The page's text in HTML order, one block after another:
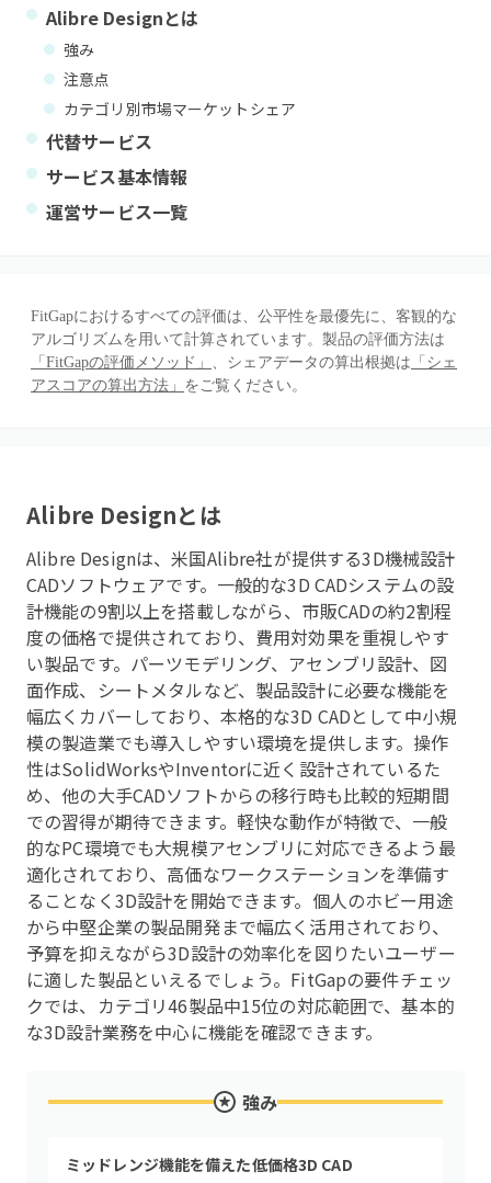
Alibre Designとは
強み
注意点
カテゴリ別市場マーケットシェア
代替サービス
サービス基本情報
運営サービス一覧
FitGapにおけるすべての評価は、公平性を最優先に、客観的な
アルゴリズムを用いて計算されています。製品の評価方法は
「FitGapの評価メソッド」 、シェアデータの算出根拠は 「シェ
アスコアの算出方法」 をご覧ください。
Alibre Designとは
Alibre Designは、米国Alibre社が提供する3D機械設計
CADソフトウェアです。一般的な3D CADシステムの設
計機能の9割以上を搭載しながら、市販CADの約2割程
度の価格で提供されており、費用対効果を重視しやす
い製品です。パーツモデリング、アセンブリ設計、図
面作成、シートメタルなど、製品設計に必要な機能を
幅広くカバーしており、本格的な3D CADとして中小規
模の製造業でも導入しやすい環境を提供します。操作
性はSolidWorksやInventorに近く設計されているた
め、他の大手CADソフトからの移行時も比較的短期間
での習得が期待できます。軽快な動作が特徴で、一般
的なPC環境でも大規模アセンブリに対応できるよう最
適化されており、高価なワークステーションを準備す
ることなく3D設計を開始できます。個人のホビー用途
から中堅企業の製品開発まで幅広く活用されており、
予算を抑えながら3D設計の効率化を図りたいユーザー
に適した製品といえるでしょう。FitGapの要件チェッ
クでは、カテゴリ46製品中15位の対応範囲で、基本的
な3D設計業務を中心に機能を確認できます。
強み
ミッドレンジ機能を備えた低価格3D CAD